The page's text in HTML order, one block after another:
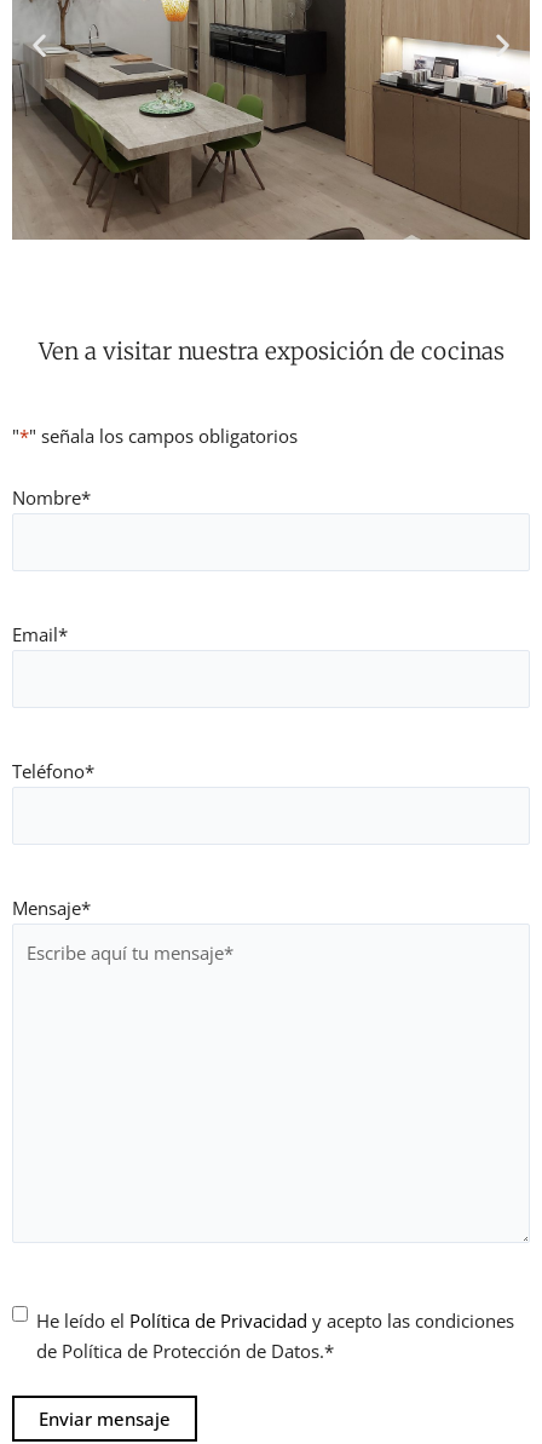
Ven a visitar nuestra exposición de cocinas
"*" señala los campos obligatorios
Nombre*
Email*
Teléfono*
Mensaje*
Consentimiento*
He leído el Política de Privacidad y acepto las condiciones
de Política de Protección de Datos.*